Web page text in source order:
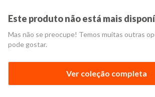
Este produto não está mais
Mas não se preocupe! Temos muitas outras
pode gostar.
Ver coleção completa